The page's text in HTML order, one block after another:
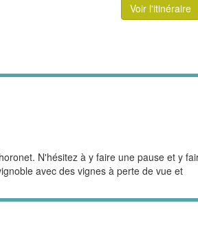
Voir l'itinéraire
N'hésitez à y faire une pause et y
avec des vignes à perte de vue et